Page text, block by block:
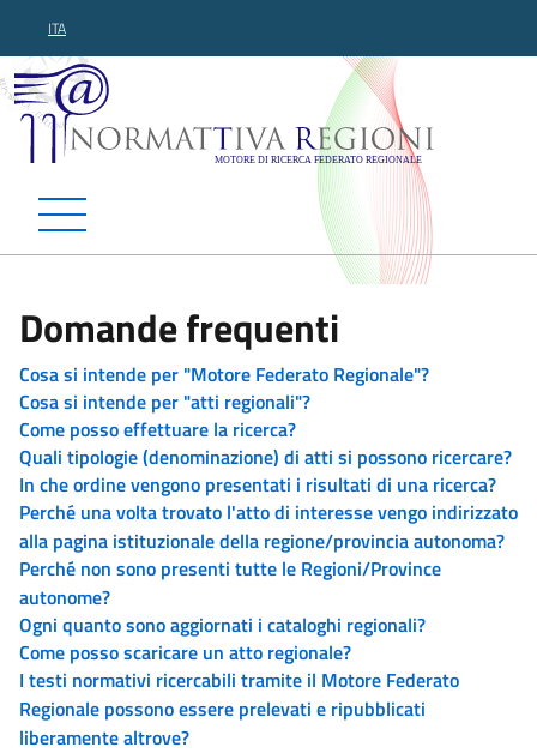
ITA
Normattiva Regioni -
Domande frequenti
Cosa si intende per "Motore Federato Regionale"?
Cosa si intende per "atti regionali"?
Come posso effettuare la ricerca?
Quali tipologie (denominazione) di atti si possono ricercare?
In che ordine vengono presentati i risultati di una ricerca?
Perché una volta trovato l'atto di interesse vengo indirizzato
alla pagina istituzionale della regione/provincia autonoma?
Perché non sono presenti tutte le Regioni/Province
autonome?
Ogni quanto sono aggiornati i cataloghi regionali?
Come posso scaricare un atto regionale?
I testi normativi ricercabili tramite il Motore Federato
Regionale possono essere prelevati e ripubblicati
liberamente altrove?